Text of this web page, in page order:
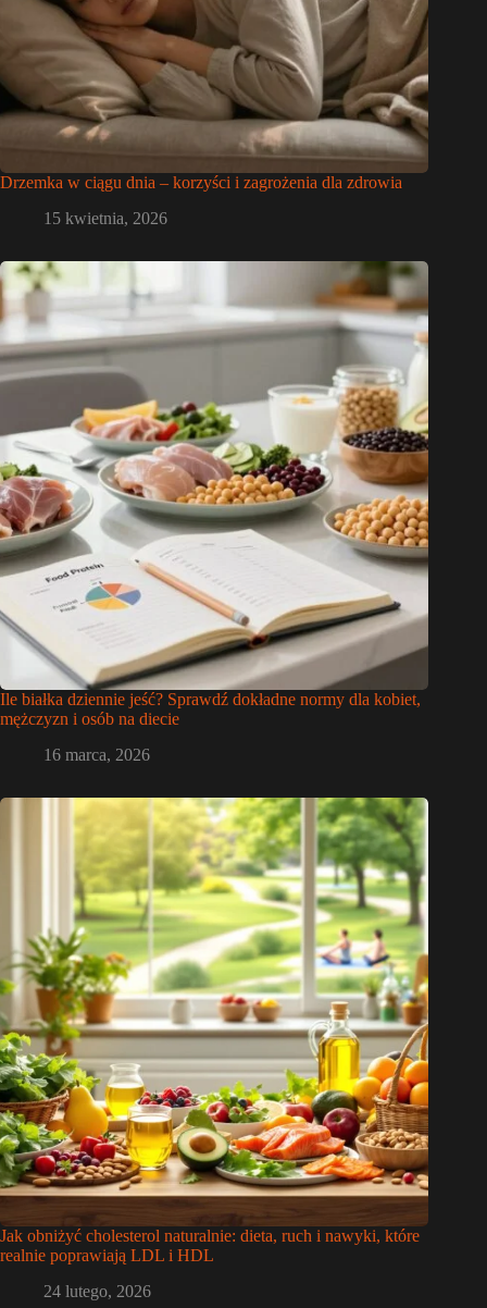
Drzemka w ciągu dnia – korzyści i zagrożenia dla zdrowia
15 kwietnia, 2026
Ile białka dziennie jeść? Sprawdź dokładne normy dla kobiet,
mężczyzn i osób na diecie
16 marca, 2026
Jak obniżyć cholesterol naturalnie: dieta, ruch i nawyki, które
realnie poprawiają LDL i HDL
24 lutego, 2026